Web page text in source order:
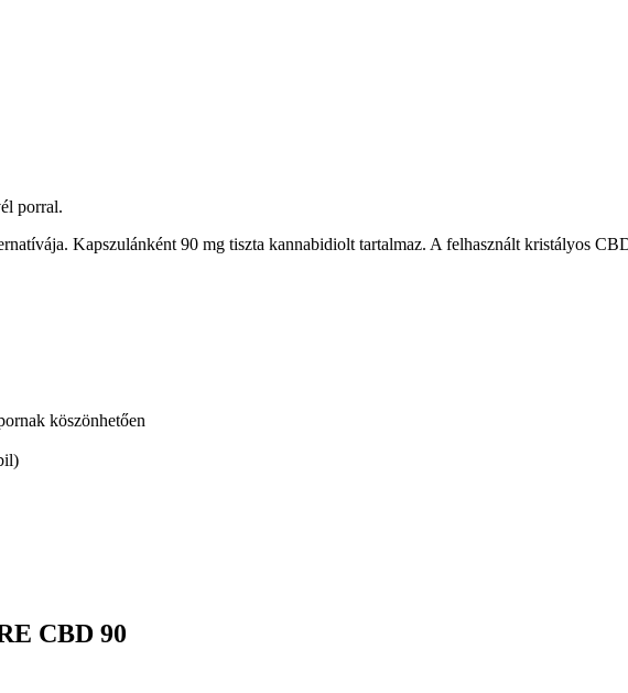
porral.
Kapszulánként 90 mg tiszta kannabidiolt tartalmaz. A felhasznált kristályos
köszönhetően
CBD 90